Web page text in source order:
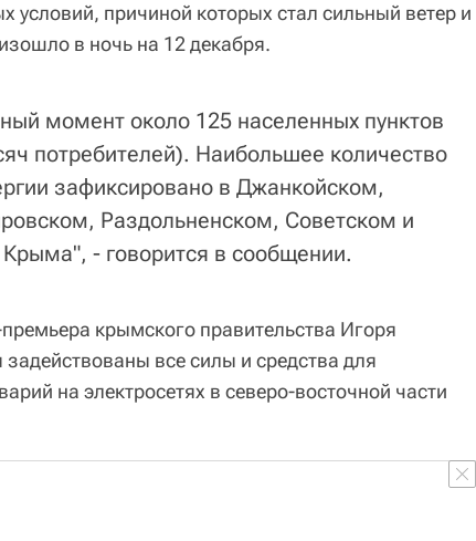
условий, причиной которых стал сильный ветер и
в ночь на 12 декабря.
момент около 125 населенных пунктов
потребителей). Наибольшее количество
зафиксировано в Джанкойском,
Раздольненском, Советском и
- говорится в сообщении.
крымского правительства Игоря
все силы и средства для
на электросетях в северо-восточной части